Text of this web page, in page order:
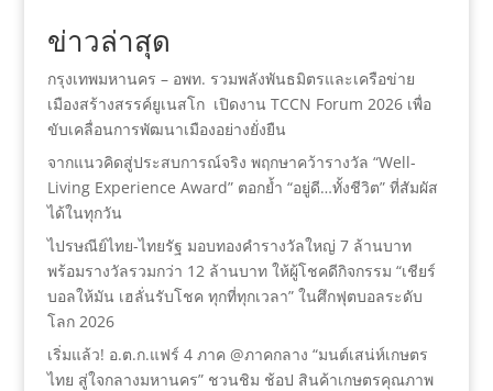
ข่าวล่าสุด
กรุงเทพมหานคร – อพท. รวมพลังพันธมิตรและเครือข่าย
เมืองสร้างสรรค์ยูเนสโก เปิดงาน TCCN Forum 2026 เพื่อ
ขับเคลื่อนการพัฒนาเมืองอย่างยั่งยืน
จากแนวคิดสู่ประสบการณ์จริง พฤกษาคว้ารางวัล “Well-
Living Experience Award” ตอกย้ำ “อยู่ดี…ทั้งชีวิต” ที่สัมผัส
ได้ในทุกวัน
ไปรษณีย์ไทย-ไทยรัฐ มอบทองคำรางวัลใหญ่ 7 ล้านบาท
พร้อมรางวัลรวมกว่า 12 ล้านบาท ให้ผู้โชคดีกิจกรรม “เชียร์
บอลให้มัน เฮลั่นรับโชค ทุกที่ทุกเวลา” ในศึกฟุตบอลระดับ
โลก 2026
เริ่มแล้ว! อ.ต.ก.แฟร์ 4 ภาค @ภาคกลาง “มนต์เสน่ห์เกษตร
ไทย สู่ใจกลางมหานคร” ชวนชิม ช้อป สินค้าเกษตรคุณภาพ